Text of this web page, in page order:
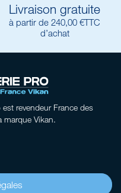
Livraison gratuite
à partir de 240,00 €TTC
d’achat
est revendeur France des
marque Vikan.